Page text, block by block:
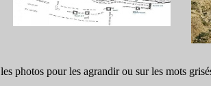
photos pour les agrandir ou sur les mots